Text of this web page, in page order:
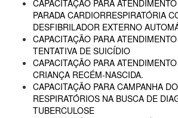
CAPACITAÇÃO PARA
PARADA CARDIORRESPIRATÓRIA
DESFIBRILADOR EXTERNO
CAPACITAÇÃO PARA
TENTATIVA DE SUICÍDIO
CAPACITAÇÃO PARA
CRIANÇA RECÉM-NASCIDA.
CAPACITAÇÃO PARA CAMPANHA
RESPIRATÓRIOS NA BUSCA DE
TUBERCULOSE